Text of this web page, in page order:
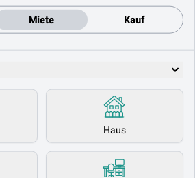
Miete Kauf
Haus